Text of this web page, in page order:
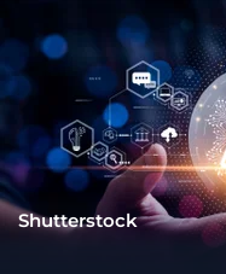
Shutterstock